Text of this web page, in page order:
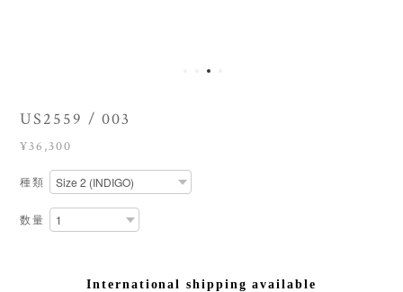
US2559 / 003
¥36,300
種類
数量
International shipping available